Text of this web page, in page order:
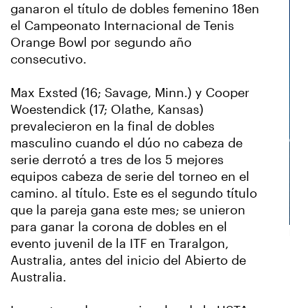
ganaron el título de dobles femenino 18en
el Campeonato Internacional de Tenis
Orange Bowl por segundo año
consecutivo.
Max Exsted (16; Savage, Minn.) y Cooper
Woestendick (17; Olathe, Kansas)
prevalecieron en la final de dobles
masculino cuando el dúo no cabeza de
serie derrotó a tres de los 5 mejores
equipos cabeza de serie del torneo en el
camino. al título. Este es el segundo título
que la pareja gana este mes; se unieron
para ganar la corona de dobles en el
evento juvenil de la ITF en Traralgon,
Australia, antes del inicio del Abierto de
Australia.